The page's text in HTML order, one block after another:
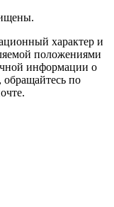
характер и
положениями
информации о
обращайтесь по